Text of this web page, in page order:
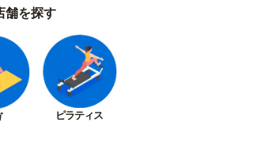
舗を探す
ピラティス